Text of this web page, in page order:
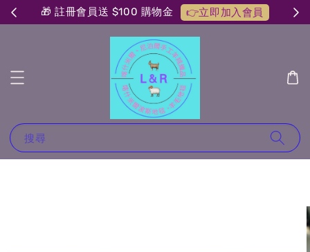
🎁 註冊會員送 $100 購物金 👉立即加入會員
搜尋